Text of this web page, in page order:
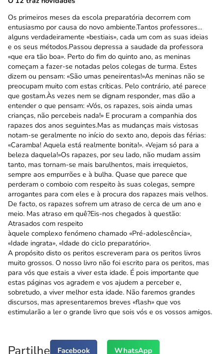
Os primeiros meses da escola preparatória decorrem com
entusiasmo por causa do novo ambiente.Tantos professores…
alguns verdadeiramente «bestiais», cada um com as suas ideias
e os seus métodos.Passou depressa a saudade da professora
«que era tão boa». Perto do fim do quinto ano, as meninas
começam a fazer-se notadas pelos colegas de turma. Estes
dizem ou pensam: «São umas peneirentas!»As meninas não se
preocupam muito com estas críticas. Pelo contrário, até parece
que gostam.Às vezes nem se dignam responder, mas dão a
entender o que pensam: «Vós, os rapazes, sois ainda umas
crianças, não percebeis nada!» E procuram a companhia dos
rapazes dos anos seguintes.Mas as mudanças mais vistosas
notam-se geralmente no início do sexto ano, depois das férias:
«Caramba! Aquela está realmente bonita!». «Vejam só para a
beleza daquela!»Os rapazes, por seu lado, não mudam assim
tanto, mas tornam-se mais barulhentos, mais irrequietos,
sempre aos empurrões e à bulha. Quase que parece que
perderam o comboio com respeito às suas colegas, sempre
arrogantes para com eles e à procura dos rapazes mais velhos.
De facto, os rapazes sofrem um atraso de cerca de um ano e
meio. Mas atraso em quê?Eis-nos chegados à questão:
Atrasados com respeito
àquele complexo fenómeno chamado «Pré-adolescência»,
«Idade ingrata», «Idade do ciclo preparatório».
A propósito disto os peritos escreveram para os peritos livros
muito grossos. O nosso livro não foi escrito para os peritos, mas
para vós que estais a viver esta idade. É pois importante que
estas páginas vos agradem e vos ajudem a perceber e,
sobretudo, a viver melhor esta idade. Não faremos grandes
discursos, mas apresentaremos breves «flash» que vos
estimularão a ler o grande livro que sois vós e os vossos amigos.
Partilhe Facebook WhatsApp